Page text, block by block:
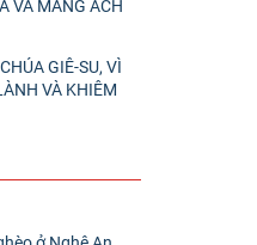
VÀ MANG ÁCH
GIÊ-SU, VÌ
VÀ KHIÊM